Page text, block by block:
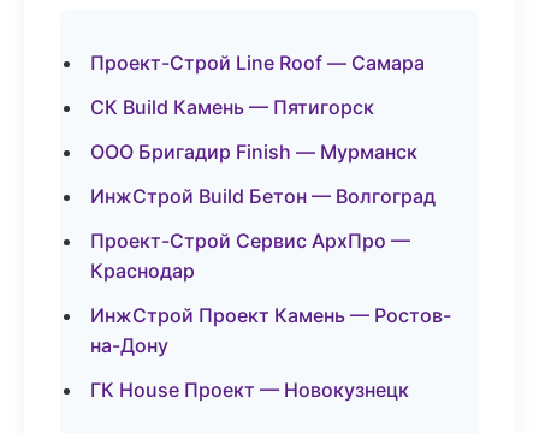
Проект-Строй Line Roof — Самара
СК Build Камень — Пятигорск
ООО Бригадир Finish — Мурманск
ИнжСтрой Build Бетон — Волгоград
Проект-Строй Сервис АрхПро —
Краснодар
ИнжСтрой Проект Камень — Ростов-
на-Дону
ГК House Проект — Новокузнецк